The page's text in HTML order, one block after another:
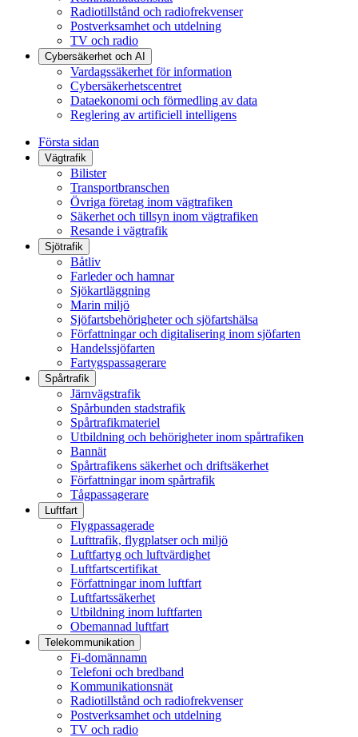
Radiotillstånd och radiofrekvenser
Postverksamhet och utdelning
TV och radio
Cybersäkerhet och AI
Vardagssäkerhet för information
Cybersäkerhetscentret
Dataekonomi och förmedling av data
Reglering av artificiell intelligens
Första sidan
Vägtrafik
Bilister
Transportbranschen
Övriga företag inom vägtrafiken
Säkerhet och tillsyn inom vägtrafiken
Resande i vägtrafik
Sjötrafik
Båtliv
Farleder och hamnar
Sjökartläggning
Marin miljö
Sjöfartsbehörigheter och sjöfartshälsa
Författningar och digitalisering inom sjöfarten
Handelssjöfarten
Fartygspassagerare
Spårtrafik
Järnvägstrafik
Spårbunden stadstrafik
Spårtrafikmateriel
Utbildning och behörigheter inom spårtrafiken
Bannät
Spårtrafikens säkerhet och driftsäkerhet
Författningar inom spårtrafik
Tågpassagerare
Luftfart
Flygpassagerade
Lufttrafik, flygplatser och miljö
Luftfartyg och luftvärdighet
Luftfartscertifikat
Författningar inom luftfart
Luftfartssäkerhet
Utbildning inom luftfarten
Obemannad luftfart
Telekommunikation
Fi-domännamn
Telefoni och bredband
Kommunikationsnät
Radiotillstånd och radiofrekvenser
Postverksamhet och utdelning
TV och radio